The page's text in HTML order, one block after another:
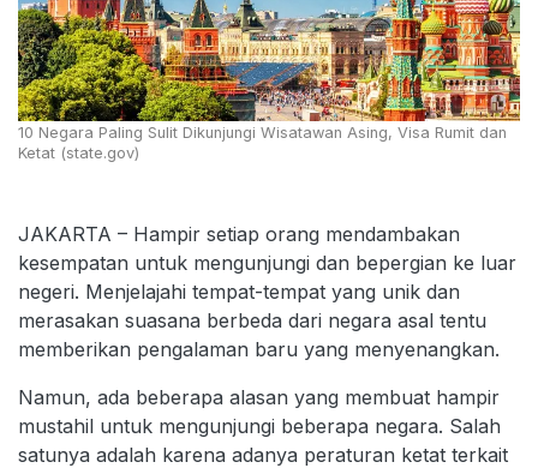
10 Negara Paling Sulit Dikunjungi Wisatawan Asing, Visa Rumit dan
Ketat (state.gov)
JAKARTA – Hampir setiap orang mendambakan
kesempatan untuk mengunjungi dan bepergian ke luar
negeri. Menjelajahi tempat-tempat yang unik dan
merasakan suasana berbeda dari negara asal tentu
memberikan pengalaman baru yang menyenangkan.
Namun, ada beberapa alasan yang membuat hampir
mustahil untuk mengunjungi beberapa negara. Salah
satunya adalah karena adanya peraturan ketat terkait